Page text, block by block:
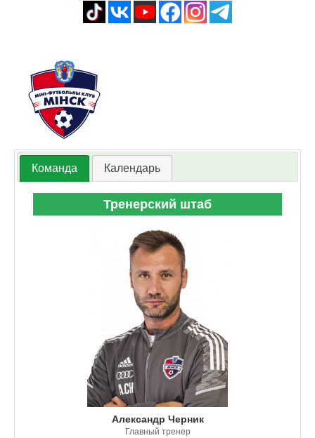
Команда Календарь
Тренерский штаб
Александр Черник
Главный тренер